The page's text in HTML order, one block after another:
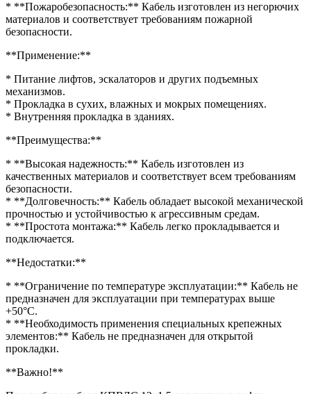
* **Пожаробезопасность:** Кабель изготовлен из негорючих
материалов и соответствует требованиям пожарной
безопасности.
**Применение:**
* Питание лифтов, эскалаторов и других подъемных
механизмов.
* Прокладка в сухих, влажных и мокрых помещениях.
* Внутренняя прокладка в зданиях.
**Преимущества:**
* **Высокая надежность:** Кабель изготовлен из
качественных материалов и соответствует всем требованиям
безопасности.
* **Долговечность:** Кабель обладает высокой механической
прочностью и устойчивостью к агрессивным средам.
* **Простота монтажа:** Кабель легко прокладывается и
подключается.
**Недостатки:**
* **Ограничение по температуре эксплуатации:** Кабель не
предназначен для эксплуатации при температурах выше
+50°C.
* **Необходимость применения специальных крепежных
элементов:** Кабель не предназначен для открытой
прокладки.
**Важно!**